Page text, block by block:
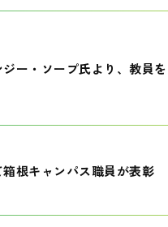
ー・ソープ氏より、教員
根キャンパス職員が表彰